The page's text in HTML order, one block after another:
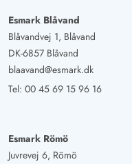
Esmark Blåvand
Blåvandvej 1, Blåvand
DK-6857 Blåvand
blaavand@esmark.dk
Tel: 00 45 69 15 96 16
Esmark Römö
Juvrevej 6, Römö